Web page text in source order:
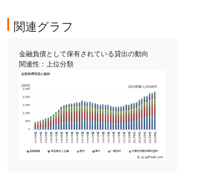
関連グラフ
金融負債として保有されている貸出の動向
関連性：上位分類